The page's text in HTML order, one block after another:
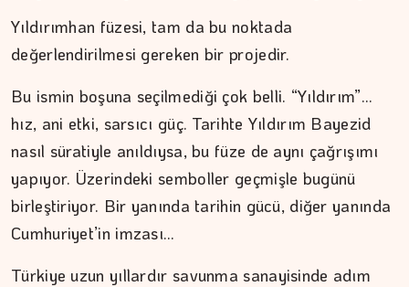
Yıldırımhan füzesi, tam da bu noktada
değerlendirilmesi gereken bir projedir.
Bu ismin boşuna seçilmediği çok belli. “Yıldırım”…
hız, ani etki, sarsıcı güç. Tarihte Yıldırım Bayezid
nasıl süratiyle anıldıysa, bu füze de aynı çağrışımı
yapıyor. Üzerindeki semboller geçmişle bugünü
birleştiriyor. Bir yanında tarihin gücü, diğer yanında
Cumhuriyet’in imzası…
Türkiye uzun yıllardır savunma sanayisinde adım
ŞAFAK GÜVEN